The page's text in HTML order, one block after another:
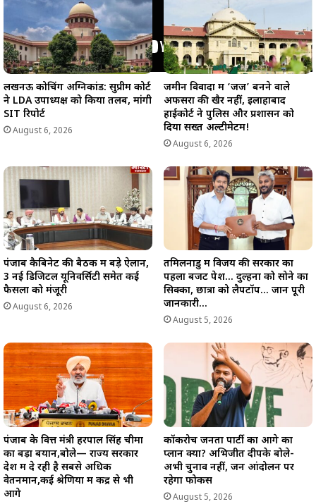
लखनऊ कोचिंग अग्निकांड: सुप्रीम कोर्ट
ने LDA उपाध्यक्ष को किया तलब, मांगी
SIT रिपोर्ट
August 6, 2026
जमीन विवादों में ‘जज’ बनने वाले
अफसरों की खैर नहीं, इलाहाबाद
हाईकोर्ट ने पुलिस और प्रशासन को
दिया सख्त अल्टीमेटम!
August 6, 2026
पंजाब कैबिनेट की बैठक में बड़े ऐलान,
3 नई डिजिटल यूनिवर्सिटी समेत कई
फैसलों को मंजूरी
August 6, 2026
तमिलनाडु में विजय की सरकार का
पहला बजट पेश… दुल्हनों को सोने का
सिक्का, छात्रों को लैपटॉप… जानें पूरी
जानकारी…
August 5, 2026
पंजाब के वित्त मंत्री हरपाल सिंह चीमा
का बड़ा बयान,बोले— राज्य सरकार
देश में दे रही है सबसे अधिक
वेतनमान,कई श्रेणियों में केंद्र से भी
आगे
कॉकरोच जनता पार्टी का आगे का
प्लान क्या? अभिजीत दीपके बोले-
अभी चुनाव नहीं, जन आंदोलन पर
रहेगा फोकस
August 5, 2026